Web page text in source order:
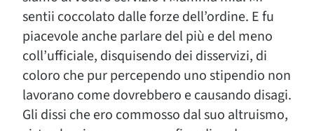
sentii coccolato dalle forze dell’ordine. E fu
piacevole anche parlare del più e del meno
coll’ufficiale, disquisendo dei disservizi, di
coloro che pur percependo uno stipendio non
lavorano come dovrebbero e causando disagi.
Gli dissi che ero commosso dal suo altruismo,